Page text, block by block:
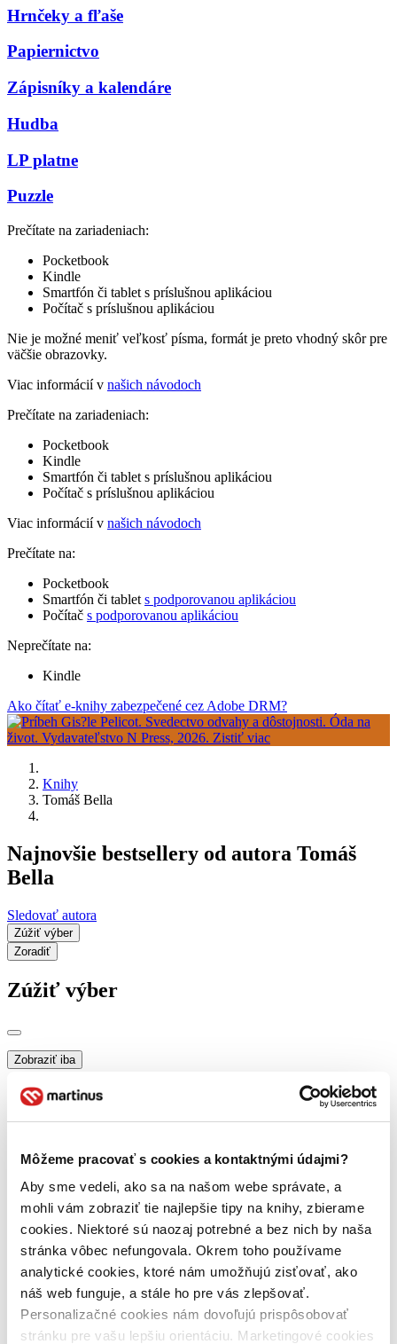
Môžeme pracovať s cookies a kontaktnými údajmi?
Aby sme vedeli, ako sa na našom webe správate, a
mohli vám zobraziť tie najlepšie tipy na knihy, zbierame
cookies. Niektoré sú naozaj potrebné a bez nich by naša
stránka vôbec nefungovala. Okrem toho používame
analytické cookies, ktoré nám umožňujú zisťovať, ako
náš web funguje, a stále ho pre vás zlepšovať.
Personalizačné cookies nám dovoľujú prispôsobovať
stránku pre vašu lepšiu orientáciu. Marketingové cookies
Hrnčeky a fľaše
Papiernictvo
Zápisníky a kalendáre
Hudba
LP platne
Puzzle
Prečítate na zariadeniach:
Pocketbook
Kindle
Smartfón či tablet s príslušnou aplikáciou
Počítač s príslušnou aplikáciou
Nie je možné meniť veľkosť písma, formát je preto vhodný skôr pre
väčšie obrazovky.
Viac informácií v našich návodoch
Prečítate na zariadeniach:
Pocketbook
Kindle
Smartfón či tablet s príslušnou aplikáciou
Počítač s príslušnou aplikáciou
Viac informácií v našich návodoch
Prečítate na:
Pocketbook
Smartfón či tablet s podporovanou aplikáciou
Počítač s podporovanou aplikáciou
Neprečítate na:
Kindle
Ako čítať e-knihy zabezpečené cez Adobe DRM?
Knihy
Tomáš Bella
Najnovšie bestsellery od autora Tomáš
Bella
Sledovať autora
Zúžiť výber
Zoradiť
Zúžiť výber
Zobraziť iba
zľavnené tituly (0 titulov)
predpredaj (0 titulov)predpredaj
pripravujeme (0 titulov)pripravujeme
dostupná (bez vypredaných) (0 titulov)
dostupná (bez
vypredaných)
Nové / čítané
nová (0 titulov)nová
čítaná - výborný stav (0 titulov)čítaná - výborný stav
čítaná - mierne opotrebovaná (0 titulov)čítaná - mierne
opotrebovaná